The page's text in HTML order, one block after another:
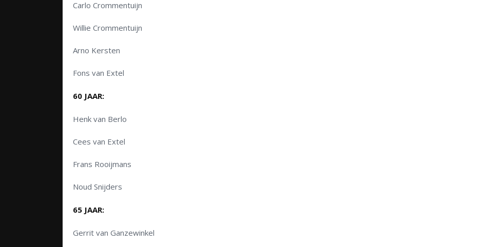
Carlo Crommentuijn
Willie Crommentuijn
Arno Kersten
Fons van Extel
60 JAAR:
Henk van Berlo
Cees van Extel
Frans Rooijmans
Noud Snijders
65 JAAR:
Gerrit van Ganzewinkel